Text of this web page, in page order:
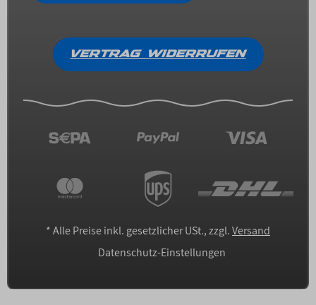
VERTRAG WIDERRUFEN
*Alle Preise inkl. gesetzlicher USt., zzgl.Versand
Datenschutz-Einstellungen